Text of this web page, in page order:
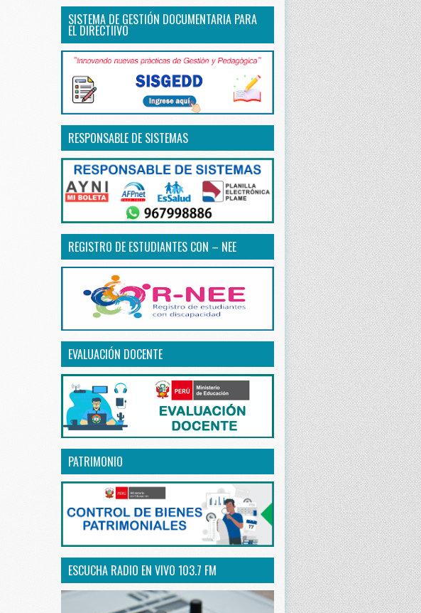
SISTEMA DE GESTIÓN DOCUMENTARIA PARA
EL DIRECTIIVO
RESPONSABLE DE SISTEMAS
REGISTRO DE ESTUDIANTES CON – NEE
EVALUACIÓN DOCENTE
PATRIMONIO
ESCUCHA RADIO EN VIVO 103.7 FM